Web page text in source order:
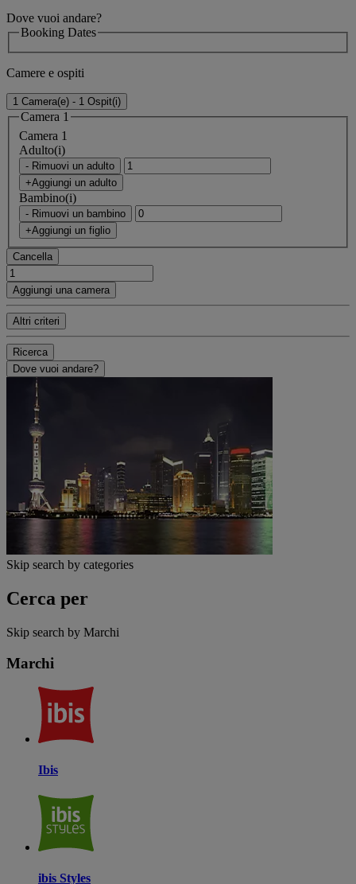
Dove vuoi andare?
Booking Dates
Camere e ospiti
1 Camera(e) - 1 Ospit(i)
Camera 1
Camera 1
Adulto(i)
- Rimuovi un adulto
+Aggiungi un adulto
Bambino(i)
- Rimuovi un bambino
+Aggiungi un figlio
Cancella
Aggiungi una camera
Altri criteri
Ricerca
Dove vuoi andare?
Skip search by categories
Cerca per
Skip search by Marchi
Marchi
Ibis
ibis Styles